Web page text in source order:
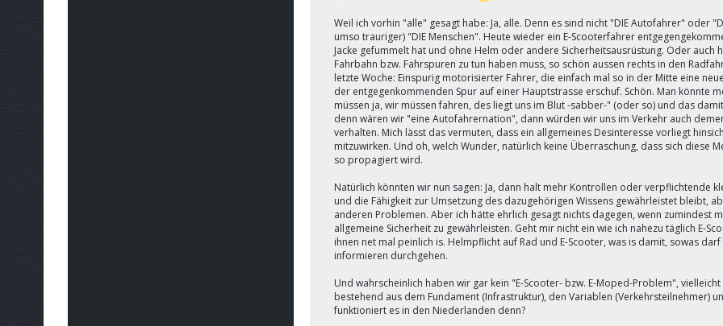
Weil ich vorhin "alle" gesagt habe: Ja, alle. Denn es sind nicht "DIE Autofahrer" oder
umso trauriger) "DIE Menschen". Heute wieder ein E-Scooterfahrer
Jacke gefummelt hat und ohne Helm oder andere Sicherheitsausrüstung. Oder
Fahrbahn bzw. Fahrspuren zu tun haben muss, so schön aussen rechts in den
letzte Woche: Einspurig motorisierter Fahrer, die einfach mal so in der Mitte eine
der entgegenkommenden Spur auf einer Hauptstrasse erschuf. Schön. Man könnte
müssen ja, wir müssen fahren, des liegt uns im Blut -sabber-" (oder so) und das
denn wären wir "eine Autofahrernation", dann würden wir uns im Verkehr auch
verhalten. Mich lässt das vermuten, dass ein allgemeines Desinteresse vorliegt
mitzuwirken. Und oh, welch Wunder, natürlich keine Überraschung, dass sich diese
so propagiert wird.
Natürlich könnten wir nun sagen: Ja, dann halt mehr Kontrollen oder verpflichtende
und die Fähigkeit zur Umsetzung des dazugehörigen Wissens gewährleistet bleibt,
anderen Problemen. Aber ich hätte ehrlich gesagt nichts dagegen, wenn zumindest
allgemeine Sicherheit zu gewährleisten. Geht mir nicht ein wie ich nahezu täglich E-
ihnen net mal peinlich is. Helmpflicht auf Rad und E-Scooter, was is damit, sowas
informieren durchgehen.
Und wahrscheinlich haben wir gar kein "E-Scooter- bzw. E-Moped-Problem",
bestehend aus dem Fundament (Infrastruktur), den Variablen (Verkehrsteilnehmer)
funktioniert es in den Niederlanden denn?